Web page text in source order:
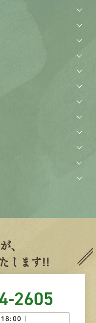
が、
します!!
2605
｜